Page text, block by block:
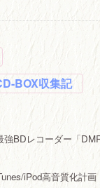
BOX収集記
BDレコーダー「
iPod高音質化計画